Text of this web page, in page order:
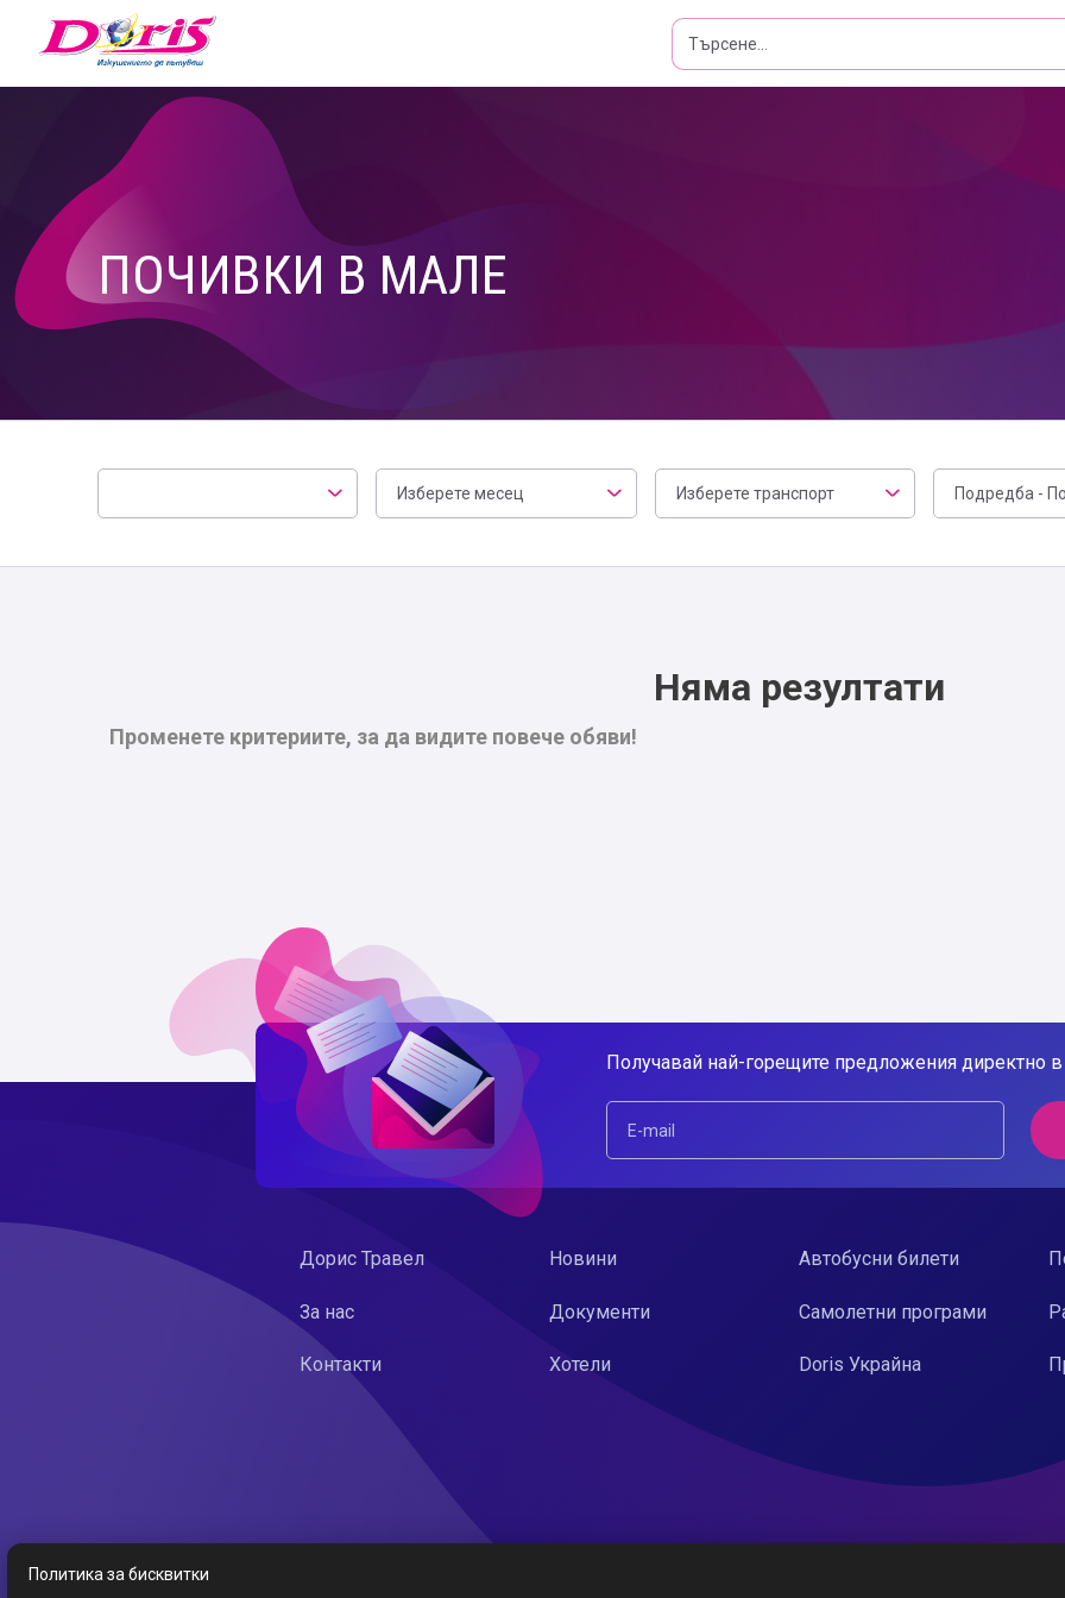
Doris - Изкушението да пътуваш
ПОЧИВКИ В МАЛЕ
Локация Месец
Изберете месец
Транспорт
Изберете транспорт
Филтър
Подредба -
Няма резултати
Променете критериите, за да видите повече обяви!
Получавай най-горещите предложения директно
Дорис Травел
За нас
Контакти
Новини
Документи
Хотели
Автобусни билети
Самолетни програми
Doris Украйна
Политика за бисквитки